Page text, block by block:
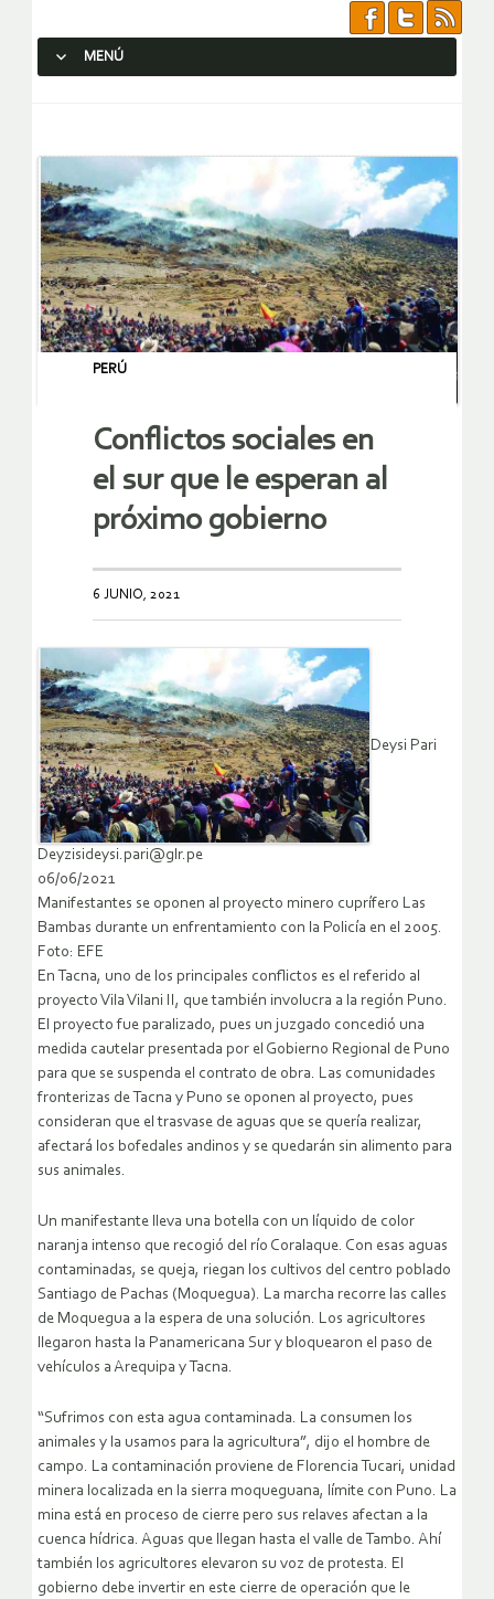
MENÚ
PERÚ
Conflictos sociales en
el sur que le esperan al
próximo gobierno
6 JUNIO, 2021
Deysi Pari
Deyzisideysi.pari@glr.pe
06/06/2021
Manifestantes se oponen al proyecto minero cuprífero Las
Bambas durante un enfrentamiento con la Policía en el 2005.
Foto: EFE
En Tacna, uno de los principales conflictos es el referido al
proyecto Vila Vilani II, que también involucra a la región Puno.
El proyecto fue paralizado, pues un juzgado concedió una
medida cautelar presentada por el Gobierno Regional de Puno
para que se suspenda el contrato de obra. Las comunidades
fronterizas de Tacna y Puno se oponen al proyecto, pues
consideran que el trasvase de aguas que se quería realizar,
afectará los bofedales andinos y se quedarán sin alimento para
sus animales.
Un manifestante lleva una botella con un líquido de color
naranja intenso que recogió del río Coralaque. Con esas aguas
contaminadas, se queja, riegan los cultivos del centro poblado
Santiago de Pachas (Moquegua). La marcha recorre las calles
de Moquegua a la espera de una solución. Los agricultores
llegaron hasta la Panamericana Sur y bloquearon el paso de
vehículos a Arequipa y Tacna.
“Sufrimos con esta agua contaminada. La consumen los
animales y la usamos para la agricultura”, dijo el hombre de
campo. La contaminación proviene de Florencia Tucari, unidad
minera localizada en la sierra moqueguana, límite con Puno. La
mina está en proceso de cierre pero sus relaves afectan a la
cuenca hídrica. Aguas que llegan hasta el valle de Tambo. Ahí
también los agricultores elevaron su voz de protesta. El
gobierno debe invertir en este cierre de operación que le